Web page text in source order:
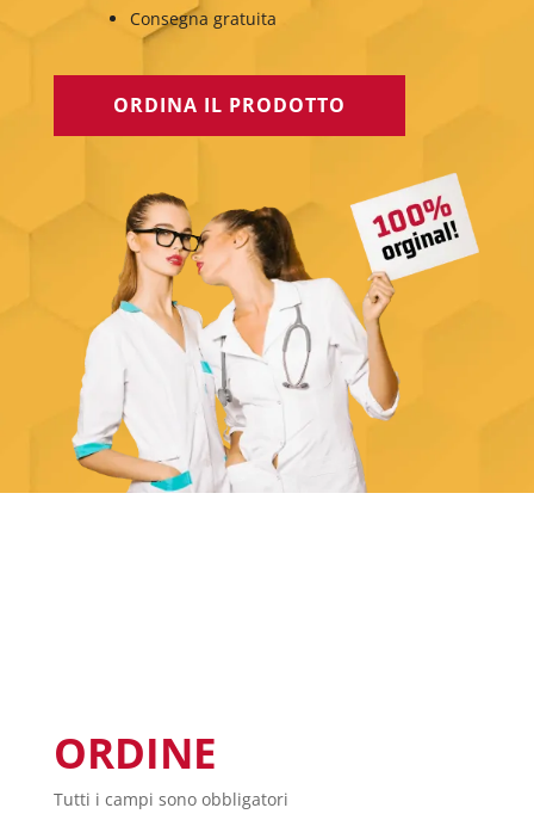
Consegna gratuita
ORDINA IL PRODOTTO
ORDINE
Tutti i campi sono obbligatori